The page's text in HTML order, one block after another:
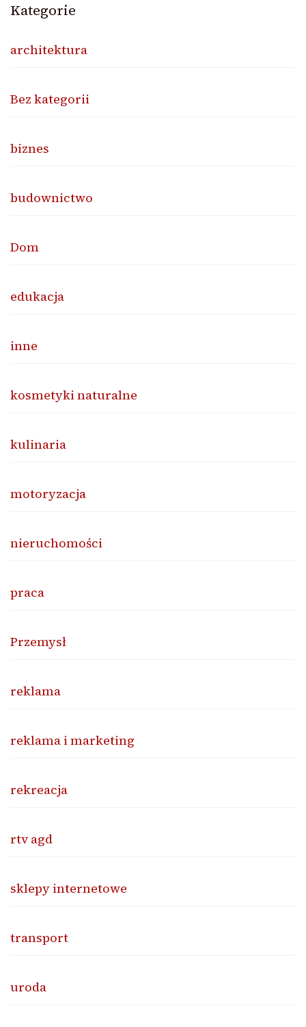
Kategorie
architektura
Bez kategorii
biznes
budownictwo
Dom
edukacja
inne
kosmetyki naturalne
kulinaria
motoryzacja
nieruchomości
praca
Przemysł
reklama
reklama i marketing
rekreacja
rtv agd
sklepy internetowe
transport
uroda